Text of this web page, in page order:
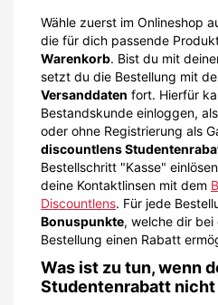
Wähle zuerst im Onlineshop
die für dich passende
Warenkorb. Bist du mit
setzt du die Bestellung mit
Versanddaten fort. Hierfür
Bestandskunde einloggen,
oder ohne Registrierung als
discountlens
Bestellschritt "Kasse"
deine Kontaktlinsen mit dem
Discountlens. Für jede
Bonuspunkte, welche dir
Bestellung einen Rabatt
Was ist zu tun, wenn
Studentenrabatt